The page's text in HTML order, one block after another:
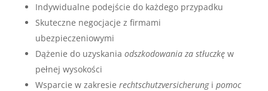
Indywidualne podejście do każdego przypadku
Skuteczne negocjacje z firmami
ubezpieczeniowymi
Dążenie do uzyskania odszkodowania za stłuczkęw
pełnej wysokości
Wsparcie w zakresie rechtschutzversicherungi pomoc